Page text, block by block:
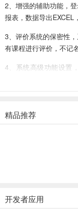
2、增强的辅助功能，
报表，数据导出EXCEL
3、评价系统的保密性
有课程进行评价，不记
4、系统高级功能设置
容，使软件真正变成
校无忧教师评价系统前台
精品推荐
开发者应用